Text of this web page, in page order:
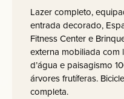
Lazer completo,
entrada decorado,
Fitness Center e
externa mobiliada com
d’água e paisagismo
árvores frutíferas.
completa.